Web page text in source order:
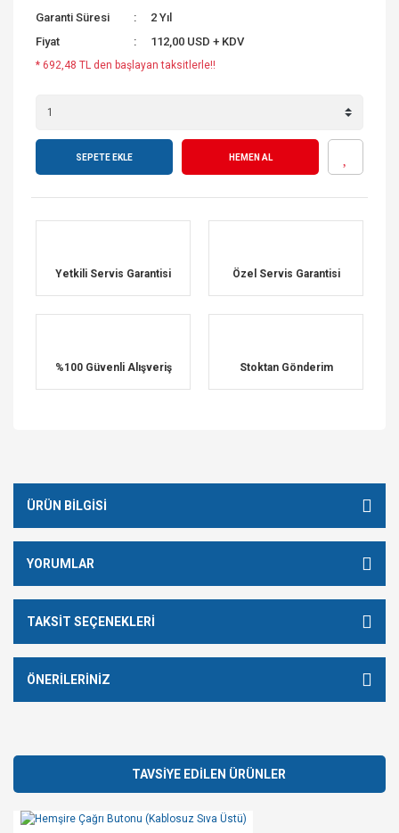
Garanti Süresi
2 Yıl
Fiyat
112,00 USD + KDV
* 692,48 TL den başlayan taksitlerle!!
SEPETE EKLE HEMEN AL
Yetkili Servis Garantisi Özel Servis Garantisi
%100 Güvenli Alışveriş Stoktan Gönderim
ÜRÜN BILGISI
YORUMLAR
TAKSIT SEÇENEKLERI
ÖNERILERINIZ
TAVSİYE EDİLEN ÜRÜNLER